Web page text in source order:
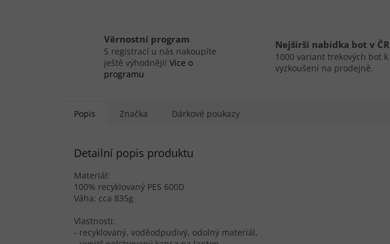
Věrnostní program
S registrací u nás nakoupíte
ještě výhodněji! Více o
programu
Nejširší nabídka bot v ČR
1000 variant trekových bot k
vyzkoušení na prodejně.
Popis Značka Dárkové poukazy
Detailní popis produktu
Materiál:
100% recyklovaný PES 600D
Váha: cca 835g
Vlastnosti:
- recyklovaný, voděodpudivý, odolný materiál,